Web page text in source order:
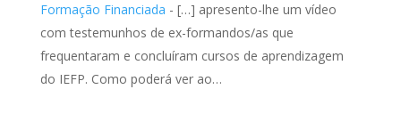
Formação Financiada - […] apresento-lhe um vídeo
com testemunhos de ex-formandos/as que
frequentaram e concluíram cursos de aprendizagem
do IEFP. Como poderá ver ao…